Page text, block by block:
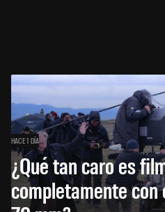
HACE 1 DÍA
¿Qué tan caro es
completamente